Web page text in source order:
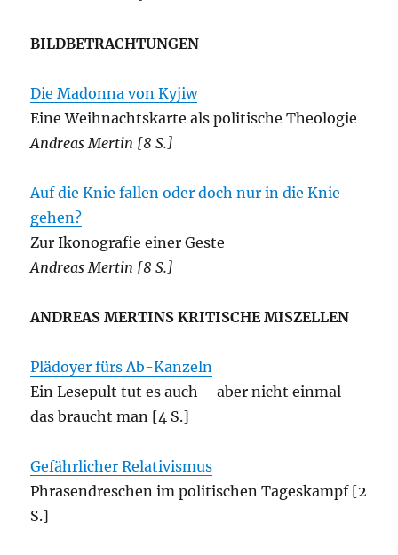
BILDBETRACHTUNGEN
Die Madonna von Kyjiw
Eine Weihnachtskarte als politische Theologie
Andreas Mertin [8 S.]
Auf die Knie fallen oder doch nur in die Knie
gehen?
Zur Ikonografie einer Geste
Andreas Mertin [8 S.]
ANDREAS MERTINS KRITISCHE MISZELLEN
Plädoyer fürs Ab-Kanzeln
Ein Lesepult tut es auch – aber nicht einmal
das braucht man [4 S.]
Gefährlicher Relativismus
Phrasendreschen im politischen Tageskampf [2
S.]